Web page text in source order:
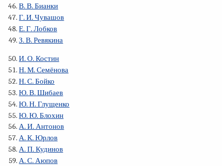
В. В. Бианки
Г. И. Чувашов
Е. Г. Лобков
З. В. Ревякина
И. О. Костин
Н. М. Семёнова
Н. С. Бойко
Ю. В. Шибаев
Ю. Н. Глущенко
Ю. Ю. Блохин
А. И. Антонов
А. К. Юрлов
А. П. Кудинов
А. С. Аюпов